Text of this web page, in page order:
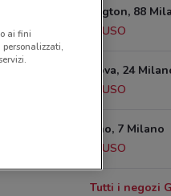
Via Washington, 88
CHIUSO
Corso Genova, 24
CHIUSO
Via Solferino, 7 Milano
CHIUSO
Tutti i negozi
ai fini